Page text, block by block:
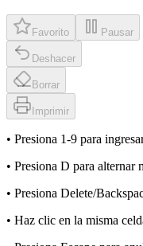
Favorito Pausar
Deshacer
Borrar
Imprimir
• Presiona 1-9 para
• Presiona D para alternar
• Presiona Delete/
• Haz clic en la misma